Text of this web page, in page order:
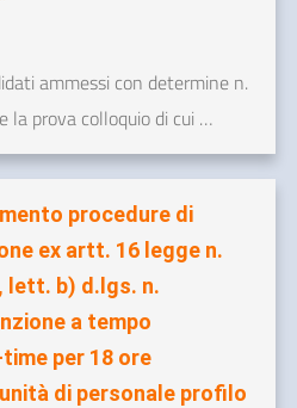
ammessi con determine n.
la prova colloquio di cui …
procedure di
ex artt. 16 legge n.
lett. b) d.lgs. n.
a tempo
per 18 ore
di personale profilo